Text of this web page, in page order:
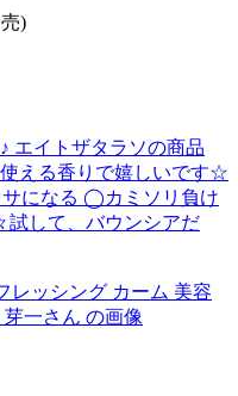
)
エイトザタラソの商品
える香りで嬉しいです☆
になる ◯カミソリ負け
試して、バウンシアだ